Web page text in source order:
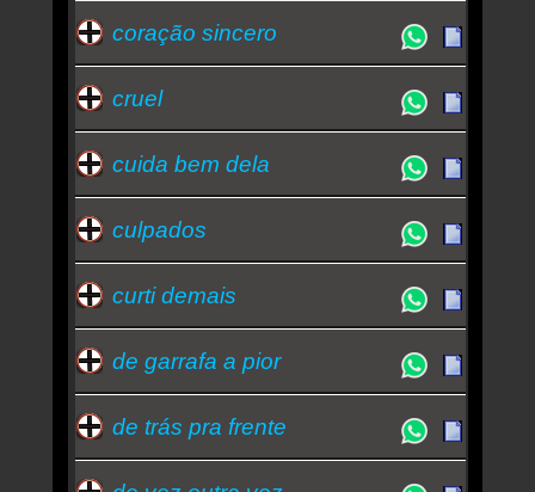
coração sincero
cruel
cuida bem dela
culpados
curti demais
de garrafa a pior
de trás pra frente